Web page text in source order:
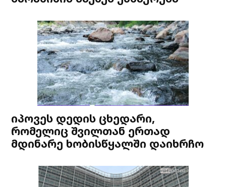
იპოვეს დედის ცხედარი,
რომელიც შვილთან ერთად
მდინარე ხობისწყალში დაიხრჩო